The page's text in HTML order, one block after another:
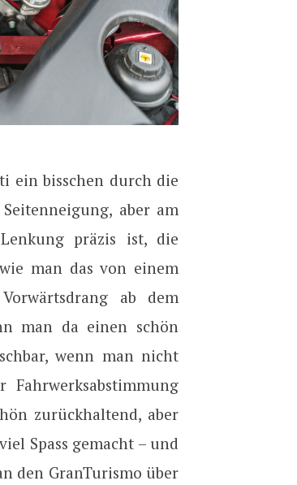
ein bisschen durch die
aber am
präzis ist, die
man das von einem
ab dem
man da einen schön
wenn man nicht
zurückhaltend, aber
Spass gemacht – und
den GranTurismo über